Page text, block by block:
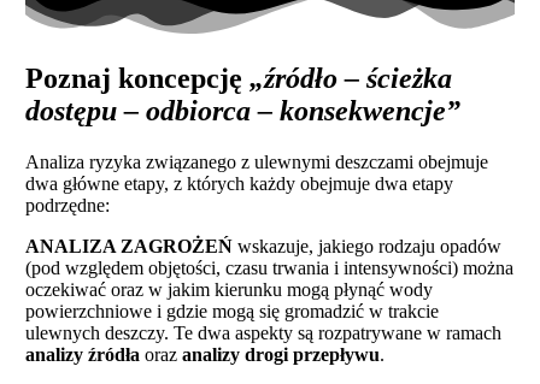
Poznaj koncepcję „źródło – ścieżka
dostępu – odbiorca – konsekwencje”
Analiza ryzyka związanego z ulewnymi deszczami obejmuje
dwa główne etapy, z których każdy obejmuje dwa etapy
podrzędne:
ANALIZA ZAGROŻEŃwskazuje, jakiego rodzaju opadów
(pod względem objętości, czasu trwania i intensywności) można
oczekiwać oraz w jakim kierunku mogą płynąć wody
powierzchniowe i gdzie mogą się gromadzić w trakcie
ulewnych deszczy. Te dwa aspekty są rozpatrywane w ramach
analizy źródła oraz analizy drogi przepływu.